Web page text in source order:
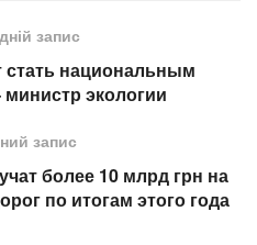
запис
стать национальным
экологии
запис
более 10 млрд грн на
по итогам этого года